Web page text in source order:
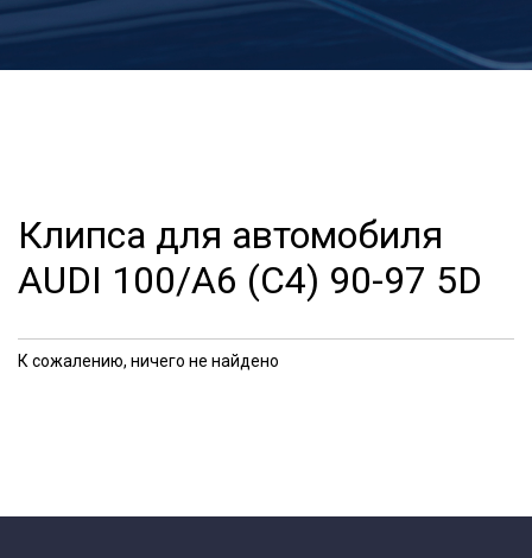
Клипса для автомобиля
AUDI 100/A6 (C4) 90-97 5D
К сожалению, ничего не найдено